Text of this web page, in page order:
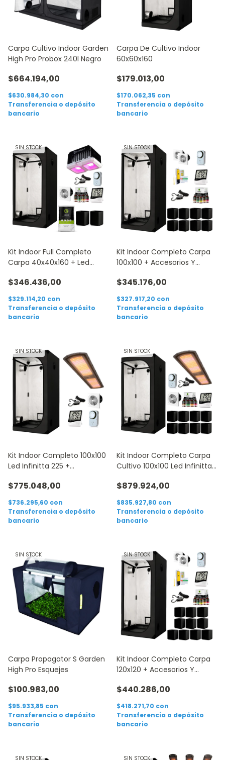
Carpa Cultivo Indoor Garden
High Pro Probox 240l Negro
$664.194,00
$630.984,30 con
Transferencia o depósito
bancario
Carpa De Cultivo Indoor
60x60x160
$179.013,00
$170.062,35 con
Transferencia o depósito
bancario
SIN STOCK
Kit Indoor Full Completo
Carpa 40x40x160 + Led
$346.436,00
$329.114,20 con
Transferencia o depósito
bancario
SIN STOCK
Kit Indoor Completo Carpa
100x100 + Accesorios Y
$345.176,00
$327.917,20 con
Transferencia o depósito
bancario
SIN STOCK
Kit Indoor Completo 100x100
Led Infinitta 225 +
$775.048,00
$736.295,60 con
Transferencia o depósito
bancario
SIN STOCK
Kit Indoor Completo Carpa
Cultivo 100x100 Led Infinitta
$879.924,00
$835.927,80 con
Transferencia o depósito
bancario
SIN STOCK
Carpa Propagator S Garden
High Pro Esquejes
$100.983,00
$95.933,85 con
Transferencia o depósito
bancario
SIN STOCK
Kit Indoor Completo Carpa
120x120 + Accesorios Y
$440.286,00
$418.271,70 con
Transferencia o depósito
bancario
SIN STOCK SIN STOCK